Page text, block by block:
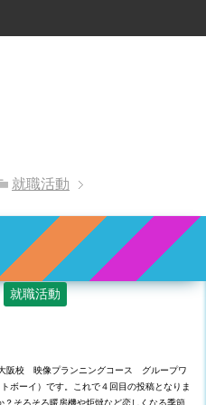
就職活動
就職活動
阪校 映像プランニングコース グループワ
ボーイ）です。これで４回目の投稿となりま